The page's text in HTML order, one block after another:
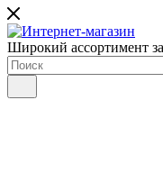
Широкий ассортимент